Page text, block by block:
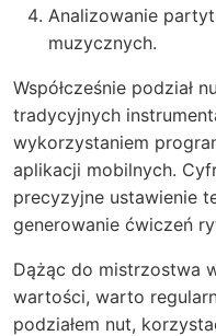
Analizowanie
muzycznych.
Współcześnie podział
tradycyjnych
wykorzystaniem
aplikacji mobilnych.
precyzyjne ustawienie
generowanie ćwiczeń
Dążąc do mistrzostwa
wartości, warto
podziałem nut,